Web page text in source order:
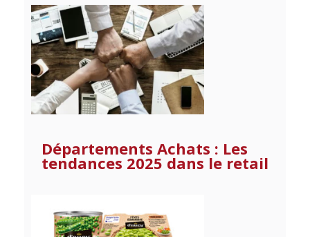
Départements Achats : Les
tendances 2025 dans le retail